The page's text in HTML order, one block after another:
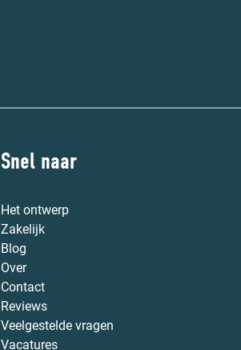
Snel naar
Het ontwerp
Zakelijk
Blog
Over
Contact
Reviews
Veelgestelde vragen
Vacatures